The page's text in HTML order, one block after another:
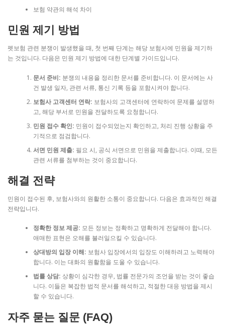
보험 약관의 해석 차이
민원 제기 방법
펫보험 관련 분쟁이 발생했을 때, 첫 번째 단계는 해당 보험사에 민원을 제기하
는 것입니다. 다음은 민원 제기 방법에 대한 단계별 가이드입니다.
문서 준비: 분쟁의 내용을 정리한 문서를 준비합니다. 이 문서에는 사
건 발생 일자, 관련 서류, 통신 기록 등을 포함시켜야 합니다.
보험사 고객센터 연락: 보험사의 고객센터에 연락하여 문제를 설명하
고, 해당 부서로 민원을 전달하도록 요청합니다.
민원 접수 확인: 민원이 접수되었는지 확인하고, 처리 진행 상황을 주
기적으로 점검합니다.
서면 민원 제출: 필요 시, 공식 서면으로 민원을 제출합니다. 이때, 모든
관련 서류를 첨부하는 것이 중요합니다.
해결 전략
민원이 접수된 후, 보험사와의 원활한 소통이 중요합니다. 다음은 효과적인 해결
전략입니다.
정확한 정보 제공: 모든 정보는 정확하고 명확하게 전달해야 합니다.
애매한 표현은 오해를 불러일으킬 수 있습니다.
상대방의 입장 이해: 보험사 입장에서의 입장도 이해하려고 노력해야
합니다. 이는 대화의 원활함을 도울 수 있습니다.
법률 상담: 상황이 심각한 경우, 법률 전문가의 조언을 받는 것이 좋습
니다. 이들은 복잡한 법적 문서를 해석하고, 적절한 대응 방법을 제시
할 수 있습니다.
자주 묻는 질문 (FAQ)